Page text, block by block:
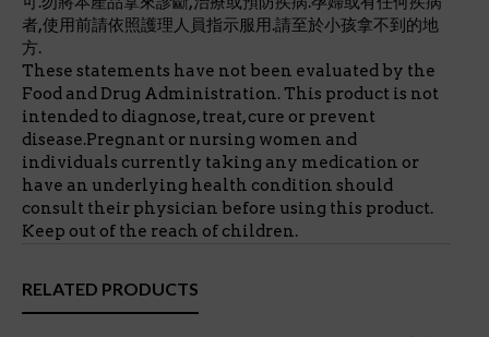
者,使用前請依照護理人員指示服用.請至於小孩拿不到的地
方.
These statements have not been evaluated by the
Food and Drug Administration. This product is not
intended to diagnose, treat, cure or prevent
disease.Pregnant or nursing women and
individuals currently taking any medication or
have an underlying health condition should
consult their physician before using this product.
Keep out of the reach of children.
RELATED PRODUCTS